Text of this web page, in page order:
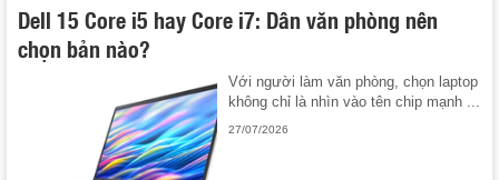
Dell 15 Core i5 hay Core i7: Dân văn phòng nên
chọn bản nào?
Với người làm văn phòng, chọn laptop
không chỉ là nhìn vào tên chip mạnh ...
27/07/2026